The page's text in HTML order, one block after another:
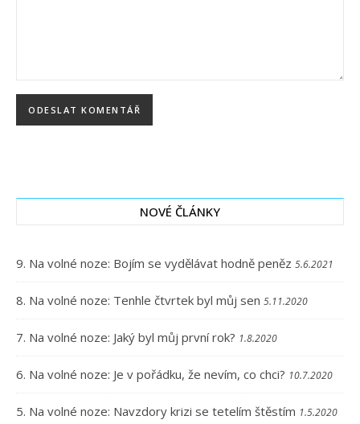
NOVÉ ČLÁNKY
9. Na volné noze: Bojím se vydělávat hodně peněz 5.6.2021
8. Na volné noze: Tenhle čtvrtek byl můj sen 5.11.2020
7. Na volné noze: Jaký byl můj první rok? 1.8.2020
6. Na volné noze: Je v pořádku, že nevím, co chci? 10.7.2020
5. Na volné noze: Navzdory krizi se tetelím štěstím 1.5.2020